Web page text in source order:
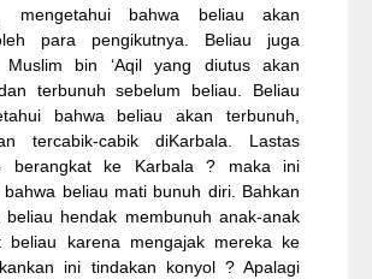
mengetahui bahwa beliau akan
para pengikutnya. Beliau juga
Muslim bin ‘Aqil yang diutus akan
terbunuh sebelum beliau. Beliau
bahwa beliau akan terbunuh,
tercabik-cabik diKarbala. Lastas
berangkat ke Karbala ? maka ini
bahwa beliau mati bunuh diri. Bahkan
beliau hendak membunuh anak-anak
beliau karena mengajak mereka ke
ini tindakan konyol ? Apalagi